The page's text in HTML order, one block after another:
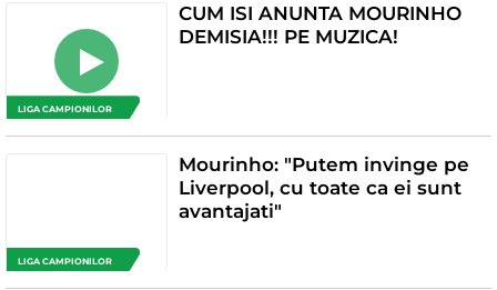
LIGA CAMPIONILOR
CUM ISI ANUNTA MOURINHO
DEMISIA!!! PE MUZICA!
LIGA CAMPIONILOR
Mourinho: "Putem invinge pe
Liverpool, cu toate ca ei sunt
avantajati"